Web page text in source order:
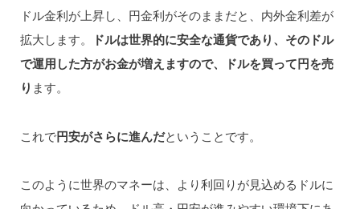
ドル金利が上昇し、円金利がそのままだと、内外金利差が
拡大します。
ドルは世界的に安全な通貨であり、そのドル
で運用した方がお金が増えますので、ドルを買って円を売
り ます。
これで円安がさらに進んだということです。
このように世界のマネーは、より利回りが見込めるドルに